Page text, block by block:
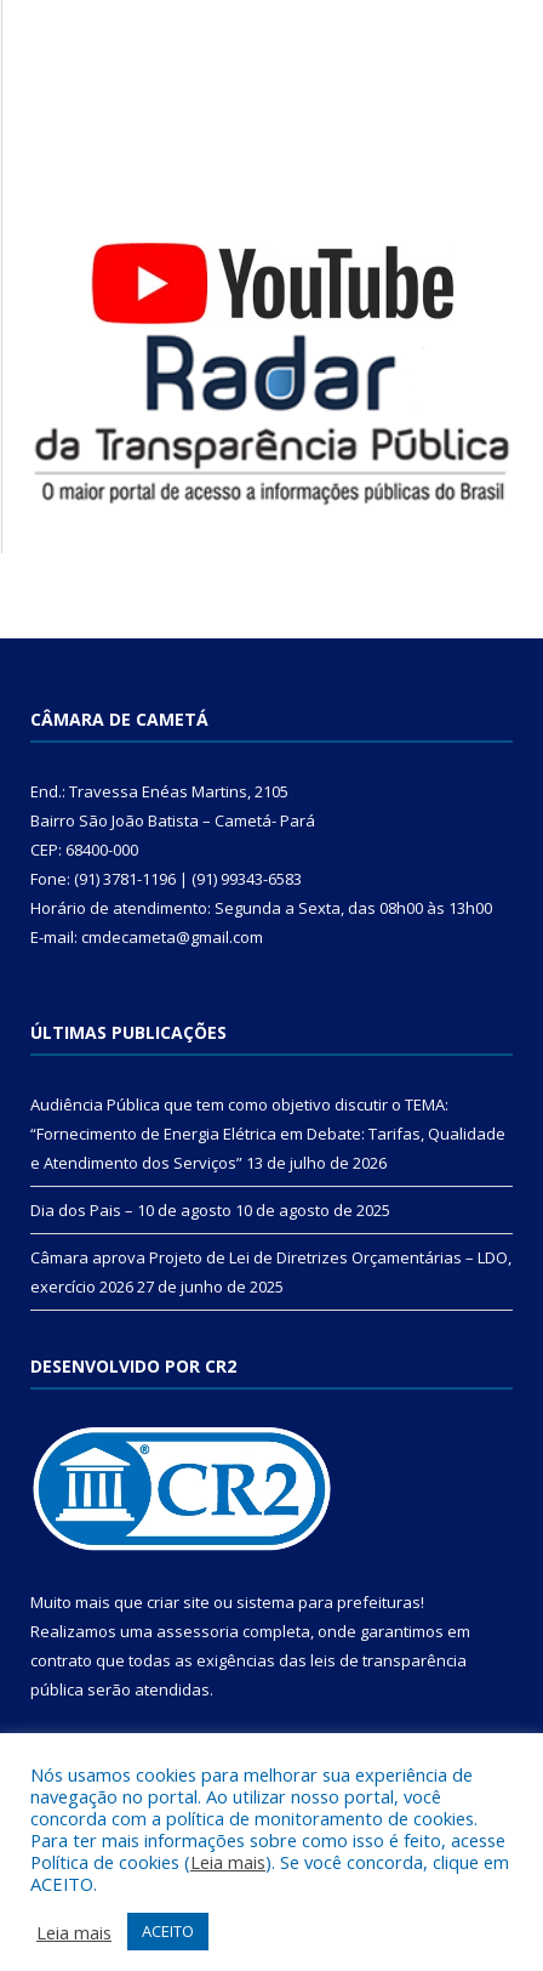
CÂMARA DE CAMETÁ
End.: Travessa Enéas Martins, 2105
Bairro São João Batista – Cametá- Pará
CEP: 68400-000
Fone: (91) 3781-1196 | (91) 99343-6583
Horário de atendimento: Segunda a Sexta, das 08h00 às 13h00
E-mail: cmdecameta@gmail.com
ÚLTIMAS PUBLICAÇÕES
Audiência Pública que tem como objetivo discutir o TEMA:
“Fornecimento de Energia Elétrica em Debate: Tarifas, Qualidade
e Atendimento dos Serviços” 13 de julho de 2026
Dia dos Pais – 10 de agosto 10 de agosto de 2025
Câmara aprova Projeto de Lei de Diretrizes Orçamentárias – LDO,
exercício 202627 de junho de 2025
DESENVOLVIDO POR CR2
Muito mais que criar site ou sistema para prefeituras!
Realizamos uma assessoria completa, onde garantimos em
contrato que todas as exigências das leis de transparência
pública serão atendidas.
Todos os direitos reservados a Câmara Municipal de Cametá.
Mapa do Site
Acessar Área Administrativa
Acessar Webmail
Nós usamos cookies para melhorar sua experiência de
navegação no portal. Ao utilizar nosso portal, você
concorda com a política de monitoramento de cookies.
Para ter mais informações sobre como isso é feito, acesse
Política de cookies (Leia mais). Se você concorda, clique em
ACEITO.
Leia mais
ACEITO